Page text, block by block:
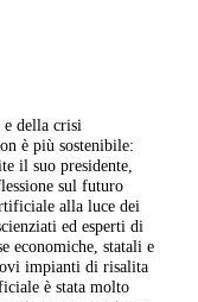
della crisi
è più sostenibile:
il suo presidente,
sul futuro
alla luce dei
ed esperti di
economiche, statali e
impianti di risalita
è stata molto